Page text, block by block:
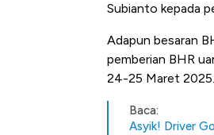
Subianto kepada
Adapun besaran
pemberian BHR
24-25 Maret 2025.
Baca:
Asyik! Driver